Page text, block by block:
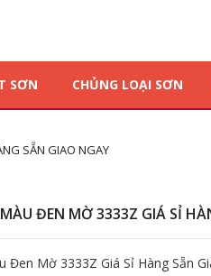
SƠN CHỦNG LOẠI SƠN
SẴN GIAO NGAY
ĐEN MỜ 3333Z GIÁ SỈ
Đen Mờ 3333Z Giá Sỉ Hàng Sẵn